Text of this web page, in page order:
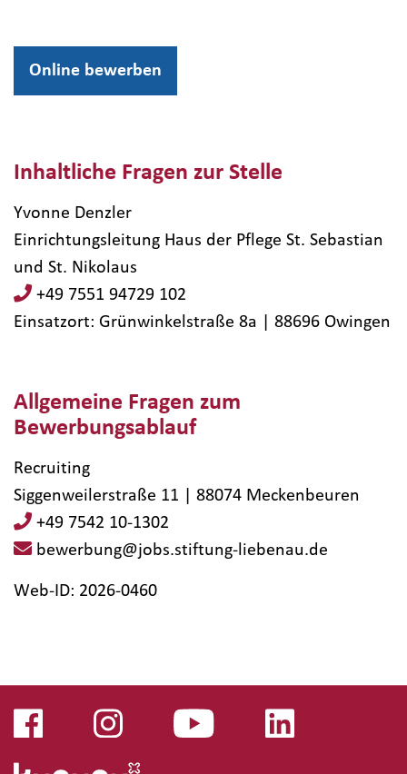
Inhaltliche Fragen zur Stelle
Yvonne Denzler
Einrichtungsleitung Haus der Pflege St. Sebastian
und St. Nikolaus
+49 7551 94729 102
Einsatzort: Grünwinkelstraße 8a | 88696​ Owingen
Allgemeine Fragen zum
Bewerbungsablauf
Recruiting
Siggenweilerstraße 11 | 88074 Meckenbeuren
+49 7542 10-1302
bewerbung@jobs.stiftung-liebenau.de
Web-ID: 2026-0460
Online bewerben